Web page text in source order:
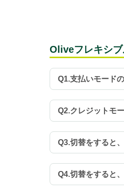
Oliveフレキシ
Q1.支払いモード
Q2.クレジットモ
Q3.切替をすると
Q4.切替をすると